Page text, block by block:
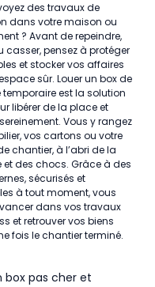
des travaux de
dans votre maison ou
? Avant de repeindre,
casser, pensez à protéger
et stocker vos affaires
sûr. Louer un box de
est la solution
libérer de la place et
Vous y rangez
vos cartons ou votre
chantier, à l’abri de la
et des chocs. Grâce à des
sécurisés et
à tout moment, vous
dans vos travaux
et retrouver vos biens
fois le chantier terminé.
box pas cher et